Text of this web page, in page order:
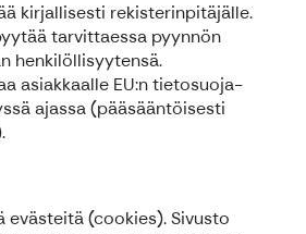
kirjallisesti rekisterinpitäjälle.
tarvittaessa pyynnön
henkilöllisyytensä.
asiakkaalle EU:n tietosuoja-
ajassa (pääsääntöisesti
evästeitä (cookies). Sivusto